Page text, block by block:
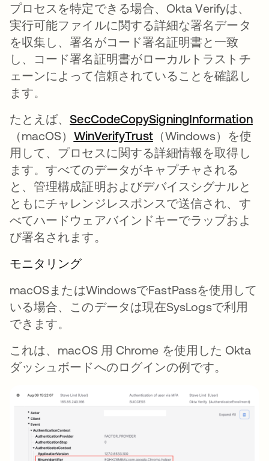
プロセスを特定できる場合、Okta Verifyは、
実行可能ファイルに関する詳細な署名データ
を収集し、署名がコード署名証明書と一致
し、コード署名証明書がローカルトラストチ
ェーンによって信頼されていることを確認し
ます。
たとえば、SecCodeCopySigningInformation新
（macOS） WinVerifyTrust新しいタブで開く
（Windows）を使
用して、プロセスに関する詳細情報を取得し
ます。すべてのデータがキャプチャされる
と、管理構成証明およびデバイスシグナルと
ともにチャレンジレスポンスで送信され、す
べてハードウェアバインドキーでラップおよ
び署名されます。
モニタリング
macOSまたはWindowsでFastPassを使用して
いる場合、このデータは現在SysLogsで利用
できます。
これは、macOS 用 Chrome を使用した Okta
ダッシュボードへのログインの例です。